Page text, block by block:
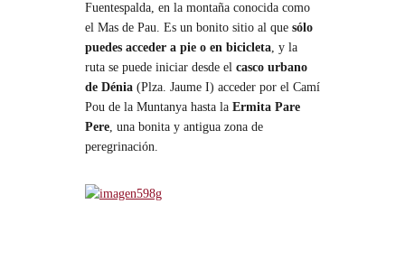
Fuentespalda, en la montaña conocida como
el Mas de Pau. Es un bonito sitio al que sólo
puedes acceder a pie o en bicicleta, y la
ruta se puede iniciar desde el casco urbano
de Dénia (Plza. Jaume I) acceder por el Camí
Pou de la Muntanya hasta la Ermita Pare
Pere, una bonita y antigua zona de
peregrinación.